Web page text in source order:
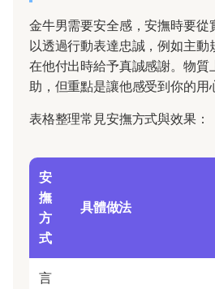
金牛男需要安全感，安撫時要從
以透過行動表達忠誠，例如主動
在他付出時給予真誠感謝。物質
助，但重點是讓他感受到你的用
表格整理常見安撫方式與效果：
安
撫
方
式
具體做法
言